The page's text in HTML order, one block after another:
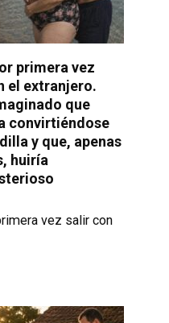
primera vez
el extranjero.
que
convirtiéndose
y que, apenas
huiría
vez salir con